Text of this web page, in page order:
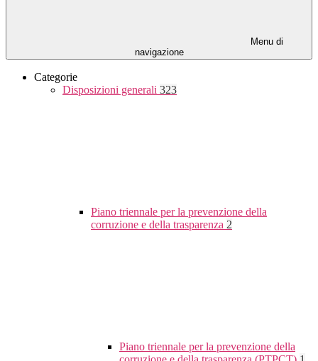
Menu di
navigazione
Categorie
Disposizioni generali 323
Piano triennale per la prevenzione della
corruzione e della trasparenza 2
Piano triennale per la prevenzione della